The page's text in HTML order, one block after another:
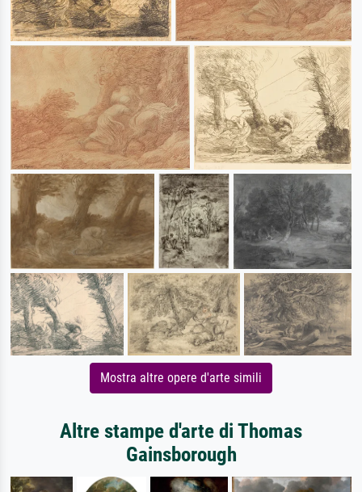
Mostra altre opere d'arte simili
Altre stampe d'arte di Thomas
Gainsborough